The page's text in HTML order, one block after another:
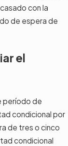
con la
de espera de
el
período de
condicional por
de tres o cinco
condicional